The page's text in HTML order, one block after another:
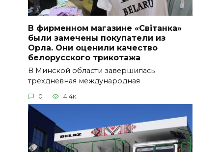
В фирменном магазине «Світанка»
были замечены покупатели из
Орла. Они оценили качество
белорусского трикотажа
В Минской области завершилась
трехдневная международная
0 4.4к.